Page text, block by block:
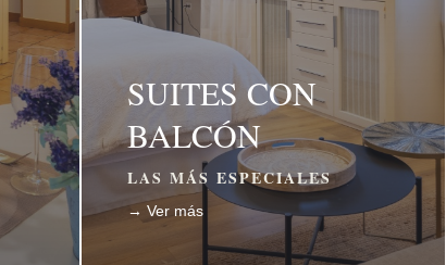
SUITES CON
BALCÓN
LAS MÁS ESPECIALES
→ Ver más